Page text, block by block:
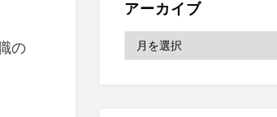
の
アーカイブ
ー